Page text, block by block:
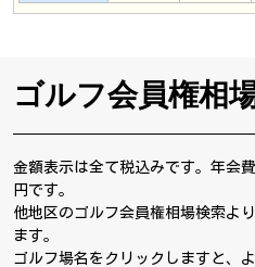
ゴルフ会員権相
金額表示は全て税込みです。年会
円です。
他地区のゴルフ会員権相場検索よ
ます。
ゴルフ場名をクリックしますと、